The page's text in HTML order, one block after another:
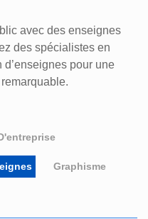
avec des enseignes
des spécialistes en
pour une
Graphisme